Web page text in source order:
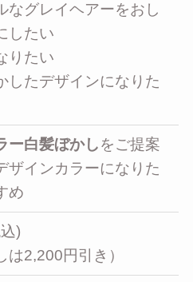
なグレイヘアーをおし
したい
りたい
したデザインになりた
ー白髪ぼかしをご提案
ザインカラーになりた
め
)
は2,200円引き）